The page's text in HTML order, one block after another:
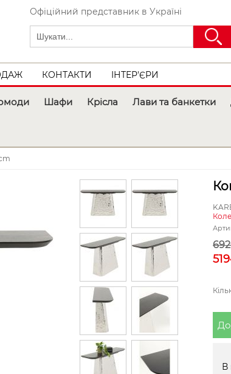
Офіційний представник в Україні
КОНТАКТИ ІНТЕР'ЄРИ
Шафи Крісла Лави та банкетки
В